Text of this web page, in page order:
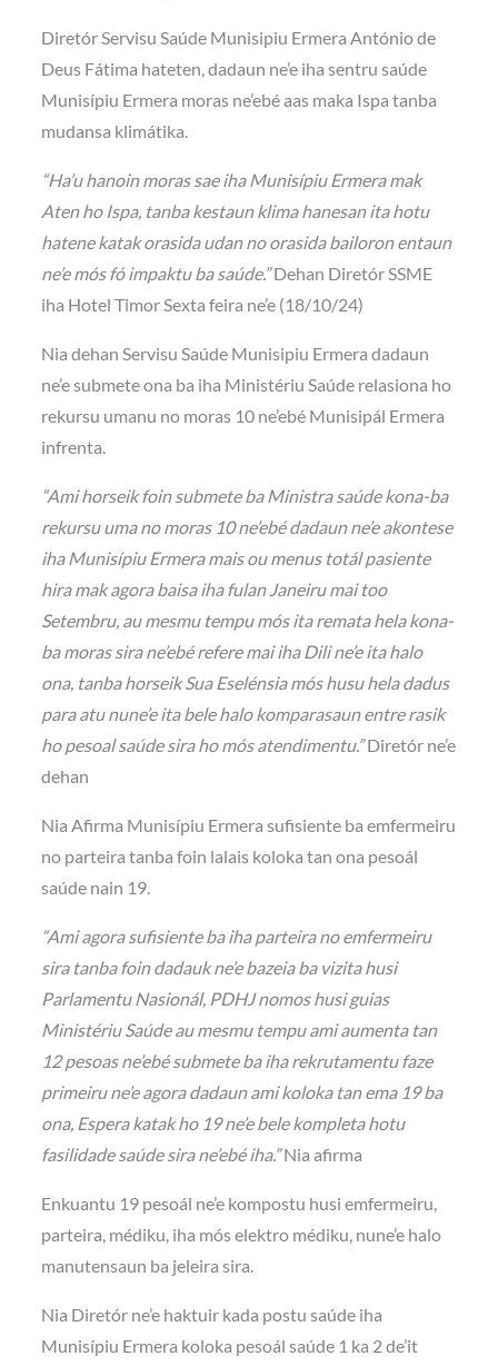
Diretór Servisu Saúde Munisipiu Ermera António de
Deus Fátima hateten, dadaun ne’e iha sentru saúde
Munisípiu Ermera moras ne’ebé aas maka Ispa tanba
mudansa klimátika.
“Ha’u hanoin moras saeiha Munisípiu Ermera mak
Aten ho Ispa, tanbakestaun klima hanesanita hotu
hatene katak orasida udan no orasida bailoron entaun
ne’e mós fó impaktu ba saúde.”Dehan Diretór SSME
iha Hotel Timor Sexta feira ne’e (18/10/24)
Nia dehan Servisu Saúde Munisipiu Ermera dadaun
ne’e submete ona ba iha Ministériu Saúde relasiona ho
rekursu umanu no moras 10 ne’ebé Munisipál Ermera
infrenta.
“Ami horseik foin submete ba Ministra saúde kona-ba
rekursu uma no moras 10 ne’ebé dadaun ne’e akontese
iha Munisípiu Ermera mais ou menus totál pasiente
hira mak agora baisa iha fulan Janeiru mai too
Setembru, au mesmu tempu mós ita remata hela kona-
ba moras sira ne’ebé refere mai iha Dili ne’e ita halo
ona, tanba horseik Sua Eselénsia mós husu hela dadus
para atu nune’e ita bele halo komparasaun entre rasik
ho pesoal saúde sira ho mós atendimentu.”Diretór ne’e
dehan
Nia Afirma Munisípiu Ermera sufisiente ba emfermeiru
no parteira tanba foin lalais koloka tan ona pesoál
saúde nain 19.
“Ami agora sufisiente ba iha parteira no emfermeiru
sira tanba foin dadauk ne’e bazeia ba vizita husi
Parlamentu Nasionál, PDHJ nomos husi guias
MinistériuSaúde au mesmu tempu ami aumenta tan
12 pesoas ne’ebé submete ba iha rekrutamentu faze
primeiru ne’e agora dadaun ami koloka tan ema 19 ba
ona, Espera katak ho 19 ne’e bele kompleta hotu
fasilidade saúde sira ne’ebé iha.”Nia afirma
Enkuantu 19 pesoál ne’e kompostu husi emfermeiru,
parteira, médiku, iha mós elektro médiku, nune’e halo
manutensaun ba jeleira sira.
Nia Diretór ne’e haktuir kada postu saúde iha
Munisípiu Ermera koloka pesoál saúde 1 ka 2 de’it